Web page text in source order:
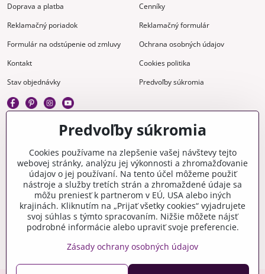
Doprava a platba
Cenníky
Reklamačný poriadok
Reklamačný formulár
Formulár na odstúpenie od zmluvy
Ochrana osobných údajov
Kontakt
Cookies politika
Stav objednávky
Predvoľby súkromia
Gravírovanie
Materiály na stiahnutie
Videonávody
Blog
Kreatívna poradňa
Predvoľby súkromia
Cookies používame na zlepšenie vašej návštevy tejto
webovej stránky, analýzu jej výkonnosti a zhromažďovanie
údajov o jej používaní. Na tento účel môžeme použiť
nástroje a služby tretích strán a zhromaždené údaje sa
môžu preniesť k partnerom v EÚ, USA alebo iných
krajinách. Kliknutím na „Prijať všetky cookies“ vyjadrujete
svoj súhlas s týmto spracovaním. Nižšie môžete nájsť
podrobné informácie alebo upraviť svoje preferencie.
Zásady ochrany osobných údajov